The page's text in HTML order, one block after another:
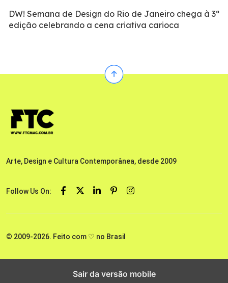
DW! Semana de Design do Rio de Janeiro chega à 3ª
edição celebrando a cena criativa carioca
Arte, Design e Cultura Contemporânea, desde 2009
Follow Us On:
© 2009-2026. Feito com ♡ no Brasil
Sair da versão mobile